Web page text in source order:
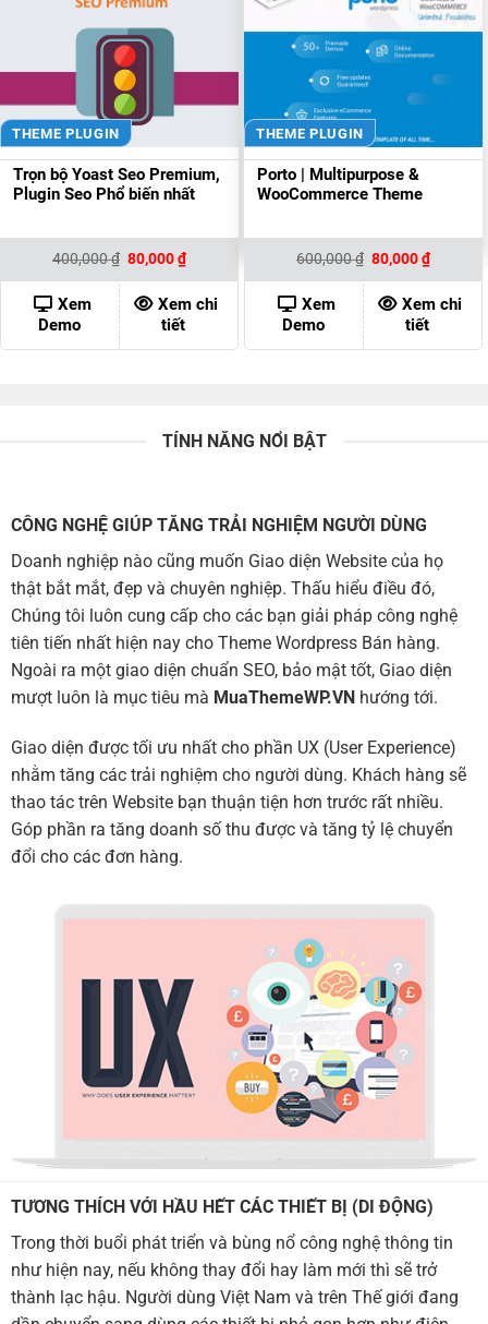
THEME PLUGIN
Trọn bộ Yoast Seo Premium,
Plugin Seo Phổ biến nhất
400,000₫ Giá
gốc
là:
400,000 ₫.
80,000₫Giá
hiện
tại
là:
80,000 ₫.
Xem
Demo
Xem chi
tiết
THEME PLUGIN
Porto | Multipurpose &
WooCommerce Theme
600,000₫ Giá
gốc
là:
600,000 ₫.
80,000₫Giá
hiện
tại
là:
80,000
Xem
Demo
Xem chi
tiết
TÍNH NĂNG NỔI BẬT
CÔNG NGHỆ GIÚP TĂNG TRẢI NGHIỆM NGƯỜI DÙNG
Doanh nghiệp nào cũng muốn Giao diện Website của họ
thật bắt mắt, đẹp và chuyên nghiệp. Thấu hiểu điều đó,
Chúng tôi luôn cung cấp cho các bạn giải pháp công nghệ
tiên tiến nhất hiện nay cho Theme Wordpress Bán hàng.
Ngoài ra một giao diện chuẩn SEO, bảo mật tốt, Giao diện
mượt luôn là mục tiêu mà MuaThemeWP.VN hướng tới.
Giao diện được tối ưu nhất cho phần UX (User Experience)
nhằm tăng các trải nghiệm cho người dùng. Khách hàng sẽ
thao tác trên Website bạn thuận tiện hơn trước rất nhiều.
Góp phần ra tăng doanh số thu được và tăng tỷ lệ chuyển
đổi cho các đơn hàng.
TƯƠNG THÍCH VỚI HẦU HẾT CÁC THIẾT BỊ (DI ĐỘNG)
Trong thời buổi phát triển và bùng nổ công nghệ thông tin
như hiện nay, nếu không thay đổi hay làm mới thì sẽ trở
thành lạc hậu. Người dùng Việt Nam và trên Thế giới đang